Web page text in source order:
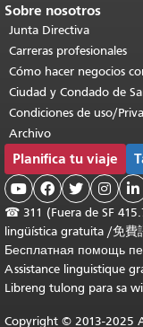
Sobre nosotros
Junta Directiva
Carreras profesionales
Cómo hacer negocios
Ciudad y Condado de
Condiciones de uso/
Archivo
Planifica tu viaje
    
☎ 311 (Fuera de SF
lingüística gratuita /免費
Бесплатная помощь
Assistance linguistique
Libreng tulong para sa
Copyright © 2013-2025